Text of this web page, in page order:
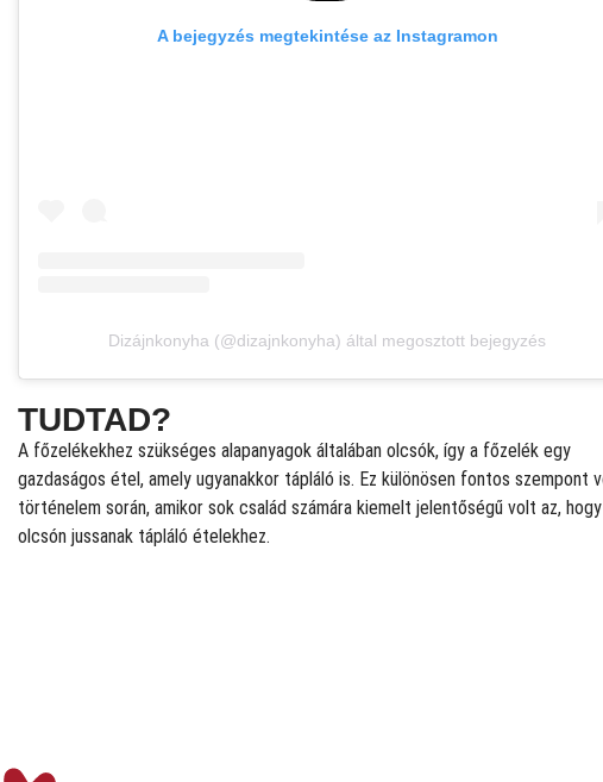
A bejegyzés megtekintése az Instagramon
Dizájnkonyha (@dizajnkonyha) által megosztott bejegyzés
TUDTAD?
A főzelékekhez szükséges alapanyagok általában olcsók, így a főzelék egy
gazdaságos étel, amely ugyanakkor tápláló is. Ez különösen fontos szempont
történelem során, amikor sok család számára kiemelt jelentőségű volt az, hogy
olcsón jussanak tápláló ételekhez.